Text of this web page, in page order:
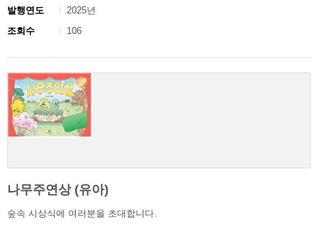
발행연도
2025년
조회수
106
나무주연상 (유아)
숲속 시상식에 여러분을 초대합니다.